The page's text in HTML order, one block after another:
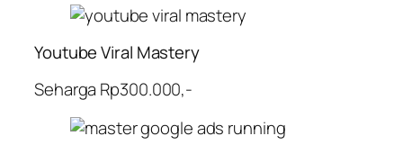
Youtube Viral Mastery
Seharga Rp300.000,-